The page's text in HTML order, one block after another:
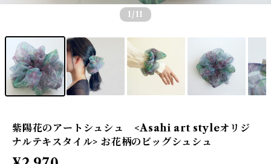
1 /11
紫陽花のアートシュシュ <Asahi art styleオリジ
ナルテキスタイル> お花柄のビッグシュシュ